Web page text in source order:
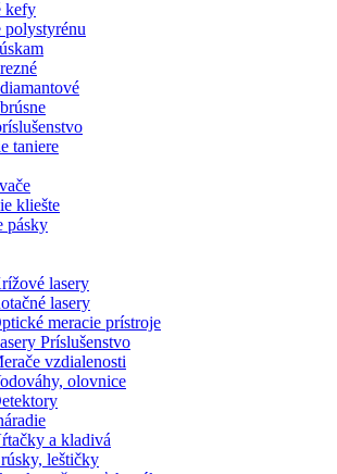
kefy
polystyrénu
taniere
kliešte
pásky
lasery
lasery
meracie prístroje
Príslušenstvo
vzdialenosti
olovnice
a kladivá
leštičky